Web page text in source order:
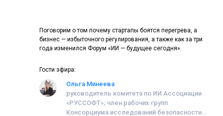
Поговорим о том почему стартапы боятся перегрева, а
бизнес — избыточного регулирования, а также как за три
года изменился Форум «ИИ — будущее сегодня».
Гости эфира:
Ольга Минеева
руководитель комитета по ИИ Ассоциации
«РУССОФТ»; член рабочих групп
Консорциума исследований безопасности